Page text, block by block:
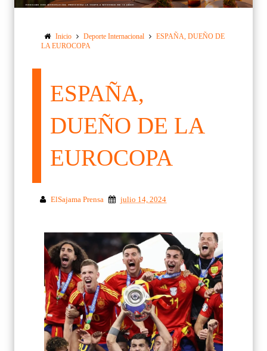
Inicio Deporte Internacional
ESPAÑA, DUEÑO DE
LA EUROCOPA
ESPAÑA,
DUEÑO DE LA
EUROCOPA
ElSajama Prensa julio 14, 2024